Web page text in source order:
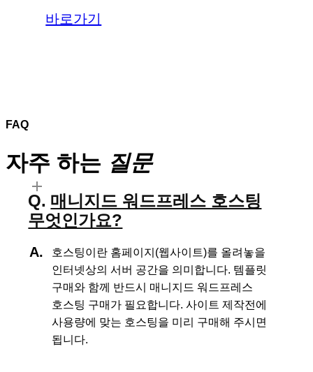
바로가기
FAQ
자주 하는 질문
매니지드 워드프레스 호스팅
무엇인가요?
호스팅이란 홈페이지(웹사이트)를 올려놓을
인터넷상의 서버 공간을 의미합니다. 템플릿
구매와 함께 반드시 매니지드 워드프레스
호스팅 구매가 필요합니다. 사이트 제작전에
사용량에 맞는 호스팅을 미리 구매해 주시면
됩니다.